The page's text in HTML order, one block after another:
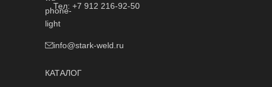
Тел: +7 912 216-92-50
info@stark-weld.ru
КАТАЛОГ